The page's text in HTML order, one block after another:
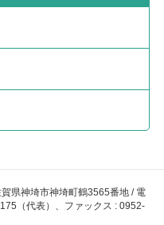
県神埼市神埼町鶴3565番地 / 電
（代表）、ファックス : 0952-